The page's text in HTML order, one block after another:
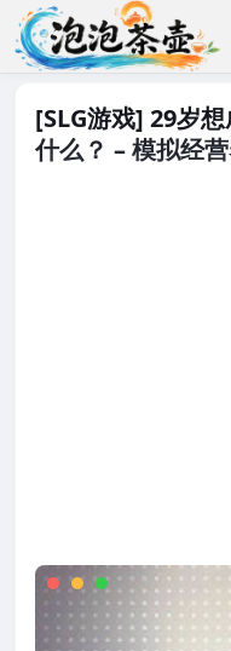
[SLG游戏] 29岁
什么？ – 模拟经